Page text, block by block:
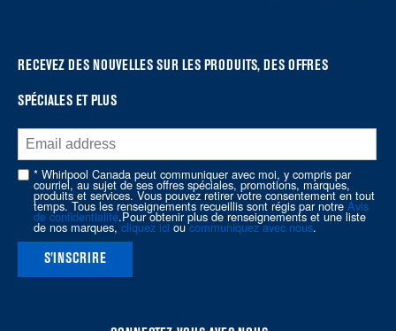
RECEVEZ DES NOUVELLES SUR LES PRODUITS, DES OFFRES
SPÉCIALES ET PLUS
* Whirlpool Canada peut communiquer avec moi, y compris par
courriel, au sujet de ses offres spéciales, promotions, marques,
produits et services. Vous pouvez retirer votre consentement en tout
temps. Tous les renseignements recueillis sont régis par notreAvis
de confidentialité.Pour obtenir plus de renseignements et une liste
de nos marques,cliquez icioucommuniquez avec nous.
S'INSCRIRE